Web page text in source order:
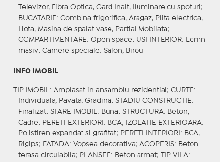
Televizor, Fibra Optica, Gard Inalt, Iluminare cu spoturi;
BUCATARIE : Combina frigorifica, Aragaz, Plita electrica,
Hota, Masina de spalat vase, Partial Mobilata;
COMPARTIMENTARE : Open space; USI INTERIOR: Lemn
masiv; Camere speciale: Salon, Birou
INFO IMOBIL
TIP IMOBIL : Amplasat in ansamblu rezidential; CURTE :
Individuala, Pavata, Gradina; STADIU CONSTRUCTIE :
Finalizat; STARE IMOBIL : Buna; STRUCTURA: Beton,
Cadre; PERETI EXTERIORI : BCA; IZOLATIE EXTERIOARA:
Polistiren expandat si grafitat; PERETI INTERIORI : BCA,
Rigips; FATADA: Vopsea decorativa; ACOPERIS: Beton -
terasa circulabila; PLANSEE : Beton armat; TIP VILA: